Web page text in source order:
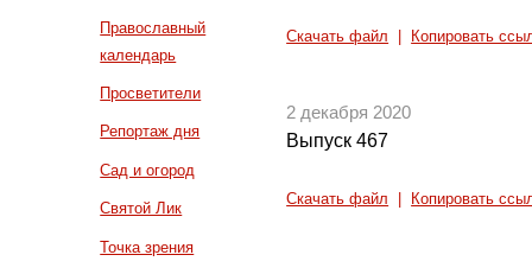
Православный
календарь
Просветители
Репортаж дня
Сад и огород
Святой Лик
Точка зрения
Скачать файл Копировать
2 декабря 2020
Выпуск 467
Скачать файл Копировать